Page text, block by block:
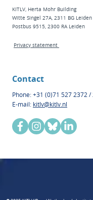
KITLV, Herta Mohr Building
Witte Singel 27A, 2311 BG Leiden
Postbus 9515, 2300 RA Leiden
Privacy statement
Contact
Phone: +31 (0)71 527 2372 /
E-mail: kitlv@kitlv.nl